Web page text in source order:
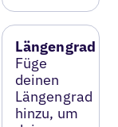
Längengrad
Füge
deinen
Längengrad
hinzu, um